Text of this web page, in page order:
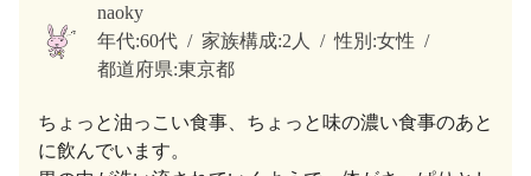
naoky
年代:60代 家族構成:2人 性別:女性
都道府県:東京都
ちょっと油っこい食事、ちょっと味の濃い食事のあと
に飲んでいます。